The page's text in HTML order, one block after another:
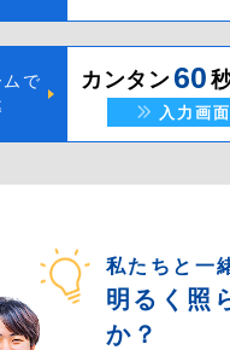
ムで
カンタン 60
入力画
私たちと一
明るく照
か？